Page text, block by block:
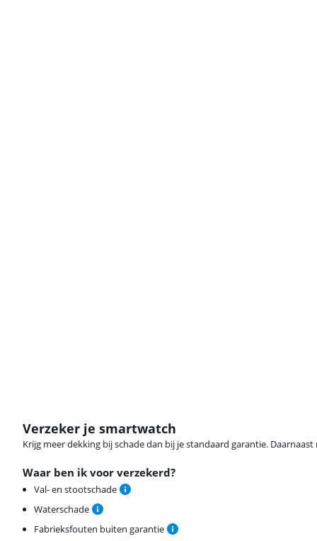
Verzeker je smartwatch
Krijg meer dekking bij schade dan bij je standaard garantie.
Waar ben ik voor verzekerd?
Val- en stootschade
Waterschade
Fabrieksfouten buiten garantie